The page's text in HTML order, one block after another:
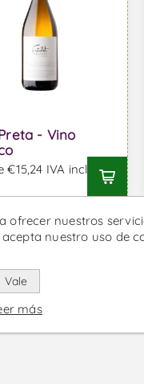
- Vino
€15,24 IVA incl.
ofrecer nuestros
nuestro uso de
Vale
más